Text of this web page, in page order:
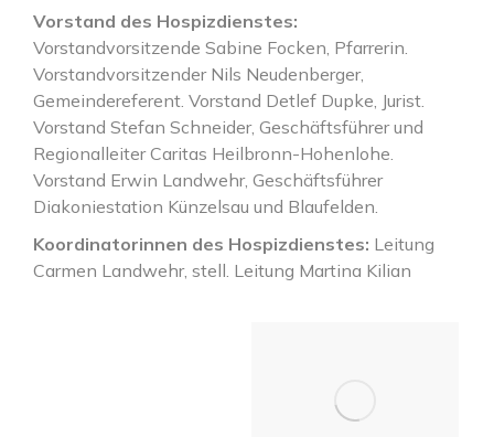
Vorstand des Hospizdienstes:
Vorstandvorsitzende Sabine Focken, Pfarrerin.
Vorstandvorsitzender Nils Neudenberger,
Gemeindereferent. Vorstand Detlef Dupke, Jurist.
Vorstand Stefan Schneider, Geschäftsführer und
Regionalleiter Caritas Heilbronn-Hohenlohe.
Vorstand Erwin Landwehr, Geschäftsführer
Diakoniestation Künzelsau und Blaufelden.
Koordinatorinnen des Hospizdienstes: Leitung
Carmen Landwehr, stell. Leitung Martina Kilian